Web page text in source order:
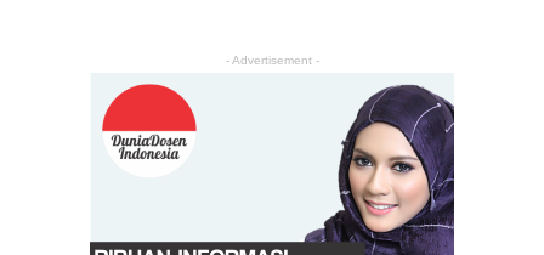
- Advertisement -